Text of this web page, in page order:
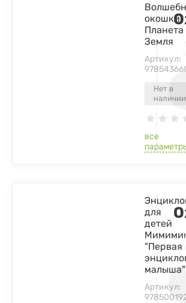
Нет в
наличии
окошки.
Планета
Земля
Артикул:
все
для
детей
"Первая
малыша"
Артикул: